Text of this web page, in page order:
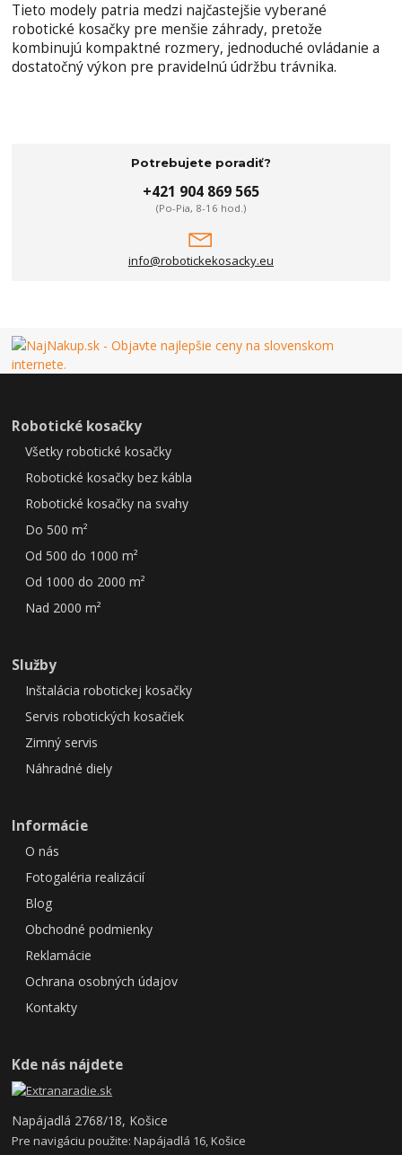
Tieto modely patria medzi najčastejšie vyberané
robotické kosačky pre menšie záhrady, pretože
kombinujú kompaktné rozmery, jednoduché ovládanie a
dostatočný výkon pre pravidelnú údržbu trávnika.
Potrebujete poradiť?
+421 904 869 565
(Po-Pia, 8-16 hod.)
info@robotickekosacky.eu
Robotické kosačky
Všetky robotické kosačky
Robotické kosačky bez kábla
Robotické kosačky na svahy
Do 500 m²
Od 500 do 1000 m²
Od 1000 do 2000 m²
Nad 2000 m²
Služby
Inštalácia robotickej kosačky
Servis robotických kosačiek
Zimný servis
Náhradné diely
Informácie
O nás
Fotogaléria realizácií
Blog
Obchodné podmienky
Reklamácie
Ochrana osobných údajov
Kontakty
Kde nás nájdete
Napájadlá 2768/18, Košice
Pre navigáciu použite: Napájadlá 16, Košice